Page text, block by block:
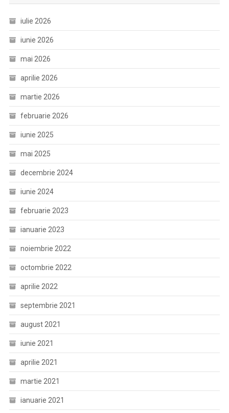
iulie 2026
iunie 2026
mai 2026
aprilie 2026
martie 2026
februarie 2026
iunie 2025
mai 2025
decembrie 2024
iunie 2024
februarie 2023
ianuarie 2023
noiembrie 2022
octombrie 2022
aprilie 2022
septembrie 2021
august 2021
iunie 2021
aprilie 2021
martie 2021
ianuarie 2021